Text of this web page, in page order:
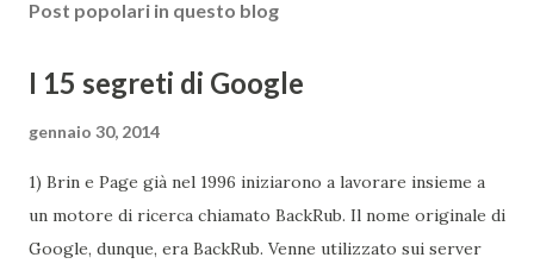
Post popolari in questo blog
I 15 segreti di Google
gennaio 30, 2014
1) Brin e Page già nel 1996 iniziarono a lavorare insieme a
un motore di ricerca chiamato BackRub. Il nome originale di
Google, dunque, era BackRub. Venne utilizzato sui server